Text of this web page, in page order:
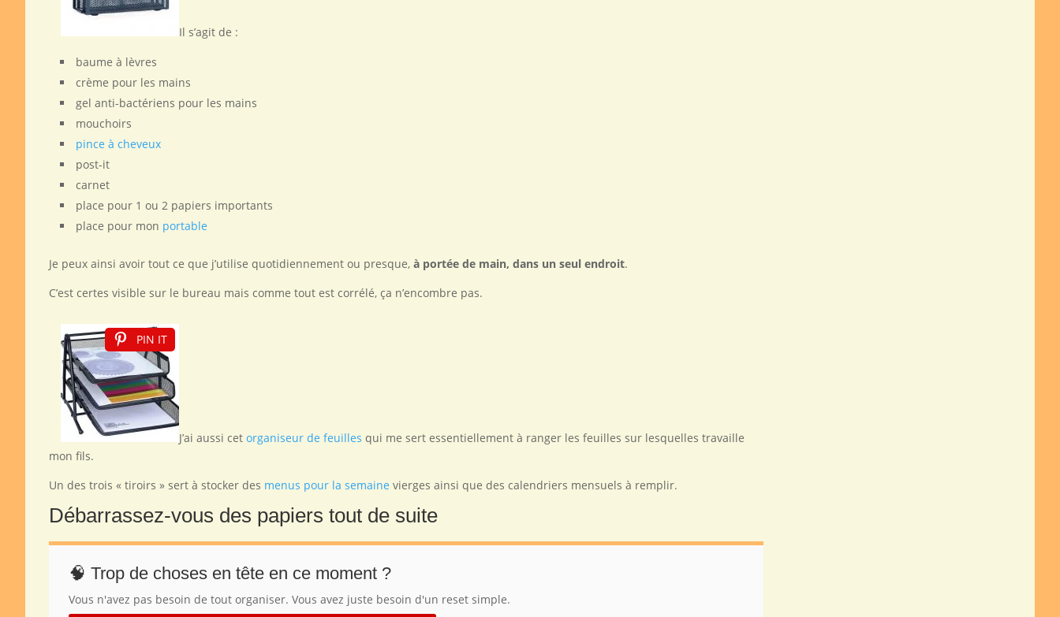
Il s’agit de :
baume à lèvres
crème pour les mains
gel anti-bactériens pour les mains
mouchoirs
pince à cheveux
post-it
carnet
place pour 1 ou 2 papiers importants
place pour mon portable
Je peux ainsi avoir tout ce que j’utilise quotidiennement ou presque, à portée de main, dans un seul endroit.
C’est certes visible sur le bureau mais comme tout est corrélé, ça n’encombre pas.
PIN IT
J’ai aussi cet organiseur de feuilles qui me sert essentiellement à ranger les feuilles sur lesquelles travaille
mon fils.
Un des trois « tiroirs » sert à stocker des menus pour la semaine vierges ainsi que des calendriers mensuels à remplir.
Débarrassez-vous des papiers tout de suite
🧠 Trop de choses en tête en ce moment ?
Vous n'avez pas besoin de tout organiser. Vous avez juste besoin d'un reset simple.